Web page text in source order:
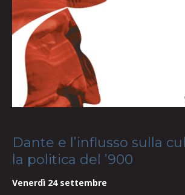
Dante e l’influsso sulla
la politica del ’900
Venerdì 24 settembre